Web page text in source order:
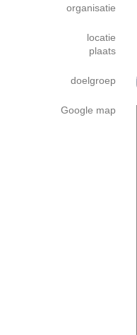
organisatie
locatie
plaats
doelgroep
Google map